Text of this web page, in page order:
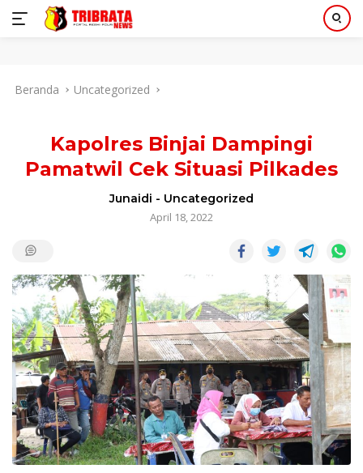
Beranda Uncategorized
Kapolres Binjai Dampingi
Pamatwil Cek Situasi Pilkades
Junaidi - Uncategorized
April 18, 2022